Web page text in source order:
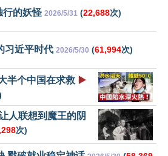
行的妖怪 2026/5/31 (22,688次)
习近平时代 2026/5/30 (61,994次)
半个中国在求救 ▶️
人联想到魔王的阴
次)